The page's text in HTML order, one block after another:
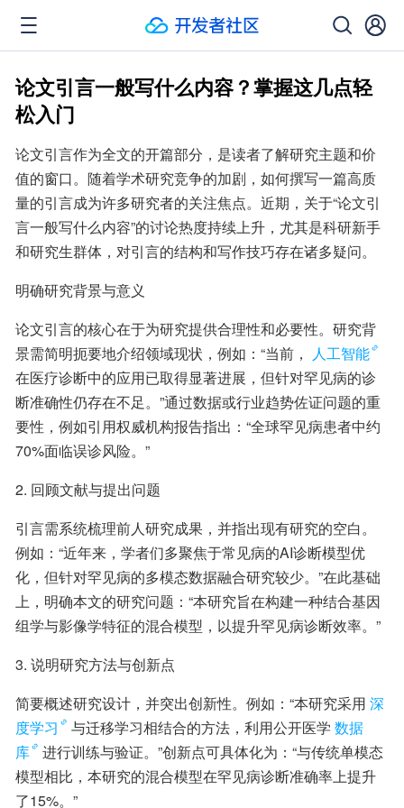
论文引言一般写什么内容？掌握这几点轻
松入门
论文引言作为全文的开篇部分，是读者了解研究主题和价
值的窗口。随着学术研究竞争的加剧，如何撰写一篇高质
量的引言成为许多研究者的关注焦点。近期，关于“论文引
言一般写什么内容”的讨论热度持续上升，尤其是科研新手
和研究生群体，对引言的结构和写作技巧存在诸多疑问。
明确研究背景与意义
论文引言的核心在于为研究提供合理性和必要性。研究背
景需简明扼要地介绍领域现状，例如：“当前， 人工智能
在医疗诊断中的应用已取得显著进展，但针对罕见病的诊
断准确性仍存在不足。”通过数据或行业趋势佐证问题的重
要性，例如引用权威机构报告指出：“全球罕见病患者中约
70%面临误诊风险。”
2. 回顾文献与提出问题
引言需系统梳理前人研究成果，并指出现有研究的空白。
例如：“近年来，学者们多聚焦于常见病的AI诊断模型优
化，但针对罕见病的多模态数据融合研究较少。”在此基础
上，明确本文的研究问题：“本研究旨在构建一种结合基因
组学与影像学特征的混合模型，以提升罕见病诊断效率。”
3. 说明研究方法与创新点
简要概述研究设计，并突出创新性。例如：“本研究采用 深
度学习
与迁移学习相结合的方法，利用公开医学 数据
库
进行训练与验证。”创新点可具体化为：“与传统单模态
模型相比，本研究的混合模型在罕见病诊断准确率上提升
了15%。”